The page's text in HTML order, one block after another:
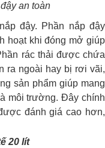
an toàn
đậy. Phần nắp đậy
hoạt khi đóng mở giúp
rác thải được chứa
ra ngoài hay bị rơi vãi,
sản phẩm giúp mang
môi trường. Đây chính
đánh giá cao hơn,
20 lít